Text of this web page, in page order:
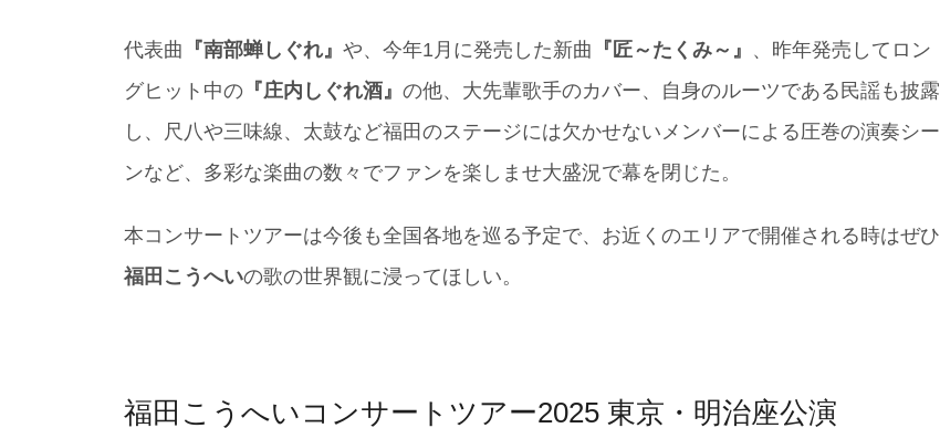
代表曲 『南部蝉しぐれ』 や、今年1月に発売した新曲 『匠～たくみ～』 、昨年発売してロン
グヒット中の 『庄内しぐれ酒』 の他、大先輩歌手のカバー、自身のルーツである民謡も披露
し、尺八や三味線、太鼓など福田のステージには欠かせないメンバーによる圧巻の演奏シー
ンなど、多彩な楽曲の数々でファンを楽しませ大盛況で幕を閉じた。
本コンサートツアーは今後も全国各地を巡る予定で、お近くのエリアで開催される時はぜひ
福田こうへいの歌の世界観に浸ってほしい。
福田こうへいコンサートツアー2025 東京・明治座公演